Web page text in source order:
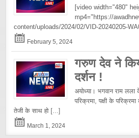
[video width="480"
mp4="https://
content/uploads/2024/02/VID-20240205-
February 5, 2024
गरुण देव ने
दर्शन !
अयोध्या। भगवान राम लला
परिक्रमा, पक्षी के परिक्रमा
तेजी के साथ हो [...]
March 1, 2024